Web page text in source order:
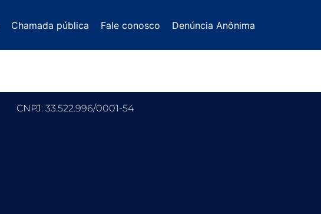
Chamada pública Fale conosco Denúncia Anônima
CNPJ: 33.522.996/0001-54